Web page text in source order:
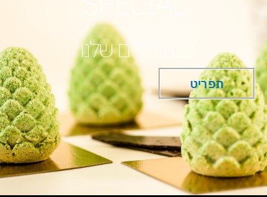
המיוחדים שלנו
תפריט